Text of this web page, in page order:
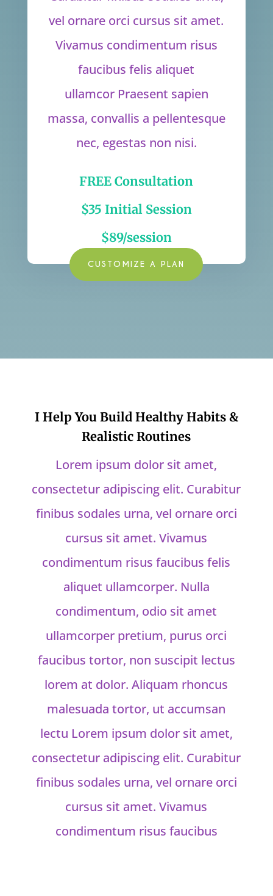
vel ornare orci cursus sit amet.
Vivamus condimentum risus
faucibus felis aliquet
ullamcor Praesent sapien
massa, convallis a pellentesque
nec, egestas non nisi.
FREE Consultation
$35 Initial Session
$89/session
CUSTOMIZE A PLAN
I Help You Build Healthy Habits &
Realistic Routines
Lorem ipsum dolor sit amet,
consectetur adipiscing elit. Curabitur
finibus sodales urna, vel ornare orci
cursus sit amet. Vivamus
condimentum risus faucibus felis
aliquet ullamcorper. Nulla
condimentum, odio sit amet
ullamcorper pretium, purus orci
faucibus tortor, non suscipit lectus
lorem at dolor. Aliquam rhoncus
malesuada tortor, ut accumsan
lectu Lorem ipsum dolor sit amet,
consectetur adipiscing elit. Curabitur
finibus sodales urna, vel ornare orci
cursus sit amet. Vivamus
condimentum risus faucibus